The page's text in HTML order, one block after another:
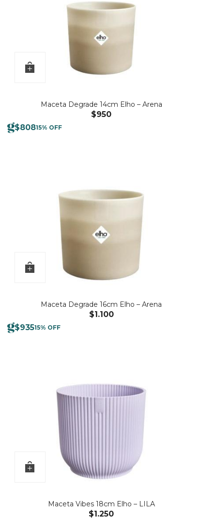
Maceta Degrade 14cm Elho – Arena
$950
$80815% OFF
Maceta Degrade 16cm Elho – Arena
$1.100
$93515% OFF
Maceta Vibes 18cm Elho – LILA
$1.250